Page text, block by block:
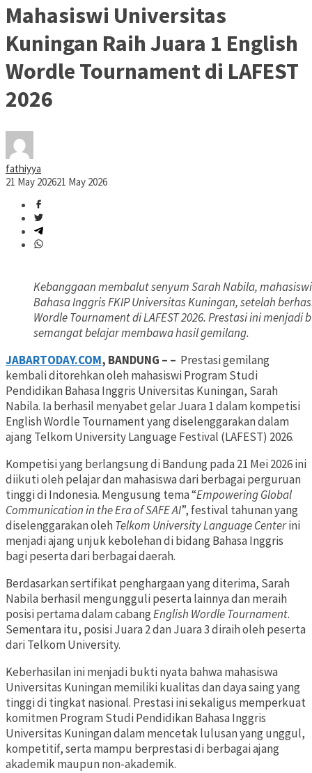
Mahasiswi Universitas
Kuningan Raih Juara 1 English
Wordle Tournament di LAFEST
2026
fathiyya
21 May 202621 May 2026
Kebanggaan membalut senyum Sarah Nabila,
Bahasa Inggris FKIP Universitas Kuningan, setelah
Wordle Tournament di LAFEST 2026. Prestasi ini
semangat belajar membawa hasil gemilang.
JABARTODAY.COM, BANDUNG – – Prestasi gemilang
kembali ditorehkan oleh mahasiswi Program Studi
Pendidikan Bahasa Inggris Universitas Kuningan, Sarah
Nabila. Ia berhasil menyabet gelar Juara 1 dalam kompetisi
English Wordle Tournament yang diselenggarakan dalam
ajang Telkom University Language Festival (LAFEST) 2026.
Kompetisi yang berlangsung di Bandung pada 21 Mei 2026 ini
diikuti oleh pelajar dan mahasiswa dari berbagai perguruan
tinggi di Indonesia. Mengusung tema “Empowering Global
Communication in the Era of SAFE AI”, festival tahunan yang
diselenggarakan olehTelkom University Language Centerini
menjadi ajang unjuk kebolehan di bidang Bahasa Inggris
bagi peserta dari berbagai daerah.
Berdasarkan sertifikat penghargaan yang diterima, Sarah
Nabila berhasil mengungguli peserta lainnya dan meraih
posisi pertama dalam cabangEnglish Wordle Tournament.
Sementara itu, posisi Juara 2 dan Juara 3 diraih oleh peserta
dari Telkom University.
Keberhasilan ini menjadi bukti nyata bahwa mahasiswa
Universitas Kuningan memiliki kualitas dan daya saing yang
tinggi di tingkat nasional. Prestasi ini sekaligus memperkuat
komitmen Program Studi Pendidikan Bahasa Inggris
Universitas Kuningan dalam mencetak lulusan yang unggul,
kompetitif, serta mampu berprestasi di berbagai ajang
akademik maupun non-akademik.